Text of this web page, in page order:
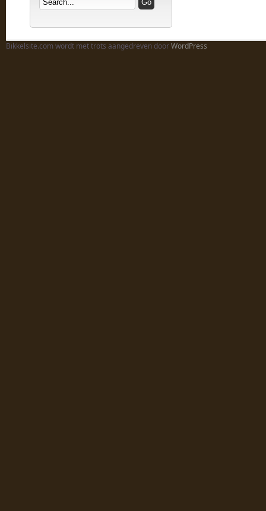
Bikkelsite.com wordt met trots aangedreven doorWordPress